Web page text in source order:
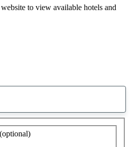
to view available hotels and
sugestão
encontrada
(optional)